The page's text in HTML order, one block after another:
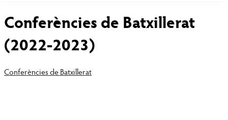
Conferències de Batxillerat
(2022-2023)
Conferències de Batxillerat